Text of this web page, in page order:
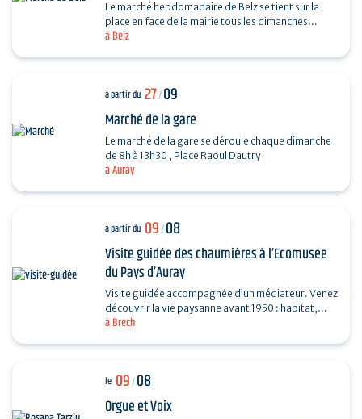
à Belz
Le marché hebdomadaire de Belz se tient sur la
place en face de la mairie tous les dimanches
matins, de 9h à 13h. Fromage, poulet, huitres,
à Auray
à partir du 27/09
Marché de la gare
Le marché de la gare se déroule chaque dimanche
de 8h à 13h30 , Place Raoul Dautry
à Brech
à partir du 09/08
Visite guidée des chaumières à l’Ecomusée
du Pays d’Auray
Visite guidée accompagnée d’un médiateur. Venez
découvrir la vie paysanne avant 1950 : habitat,
agriculture, paysage, savoir-faire… et enrichir…
le 09/08
Orgue et Voix